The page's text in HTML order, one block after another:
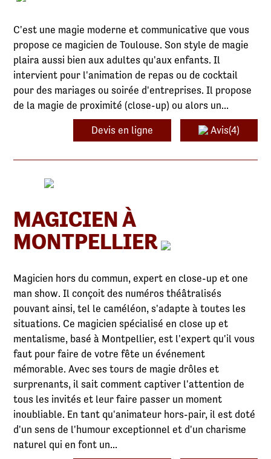
C'est une magie moderne et communicative que vous
propose ce magicien de Toulouse. Son style de magie
plaira aussi bien aux adultes qu'aux enfants. Il
intervient pour l'animation de repas ou de cocktail
pour des mariages ou soirée d'entreprises. Il propose
de la magie de proximité (close-up) ou alors un...
Devis en ligne Avis(4)
MAGICIEN À
MONTPELLIER
Magicien hors du commun, expert en close-up et one
man show. Il conçoit des numéros théâtralisés
pouvant ainsi, tel le caméléon, s'adapte à toutes les
situations. Ce magicien spécialisé en close up et
mentalisme, basé à Montpellier, est l'expert qu'il vous
faut pour faire de votre fête un événement
mémorable. Avec ses tours de magie drôles et
surprenants, il sait comment captiver l'attention de
tous les invités et leur faire passer un moment
inoubliable. En tant qu'animateur hors-pair, il est doté
d'un sens de l'humour exceptionnel et d'un charisme
naturel qui en font un...